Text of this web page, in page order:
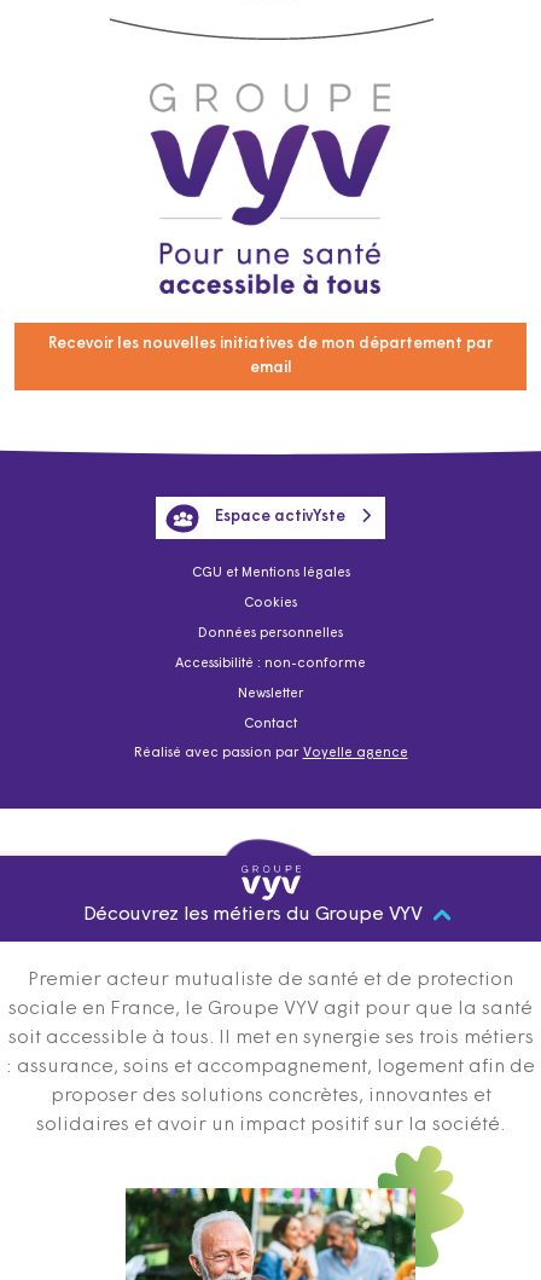
Recevoir les nouvelles initiatives de mon département par
email
CGU et Mentions légales
Cookies
Données personnelles
Accessibilité : non-conforme
Newsletter
Contact
Réalisé avec passion par Voyelle agence
Espace activYste
Découvrez les métiers du Groupe VYV
Premier acteur mutualiste de santé et de protection
sociale en France, le Groupe VYV agit pour que la santé
soit accessible à tous. Il met en synergie ses trois métiers
: assurance, soins et accompagnement, logement afin de
proposer des solutions concrètes, innovantes et
solidaires et avoir un impact positif sur la société.